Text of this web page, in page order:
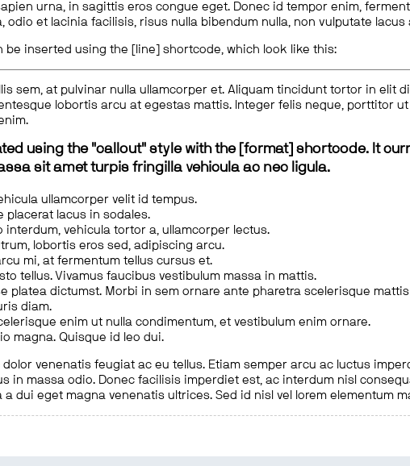
urna, in sagittis eros congue eget. Donec id tempor enim,
odio et lacinia facilisis, risus nulla bibendum nulla, non vulputate lacus
be inserted using the [line] shortcode, which look like this:
sem, at pulvinar nulla ullamcorper et. Aliquam tincidunt tortor in elit
lobortis arcu at egestas mattis. Integer felis neque, porttitor
using the "callout" style with the [format] shortcode. It
sit amet turpis fringilla vehicula ac nec ligula.
ullamcorper velit id tempus.
placerat lacus in sodales.
interdum, vehicula tortor a, ullamcorper lectus.
lobortis eros sed, adipiscing arcu.
mi, at fermentum tellus cursus et.
tellus. Vivamus faucibus vestibulum massa in mattis.
platea dictumst. Morbi in sem ornare ante pharetra scelerisque
diam.
enim ut nulla condimentum, et vestibulum enim ornare.
magna. Quisque id leo dui.
venenatis feugiat ac eu tellus. Etiam semper arcu ac luctus
in massa odio. Donec facilisis imperdiet est, ac interdum nisl
a dui eget magna venenatis ultrices. Sed id nisl vel lorem elementum